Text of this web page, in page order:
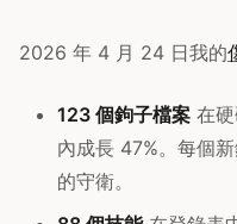
2026 年 4 月 24 日我的
123 個鉤子檔案 在
內成長 47%。每個
的守衛。